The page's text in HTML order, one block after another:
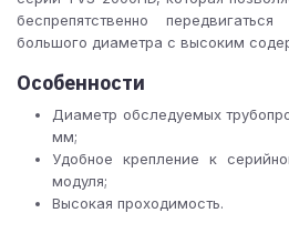
беспрепятственно
большого диаметра с высоким
Особенности
Диаметр обследуемых
мм;
Удобное крепление к
модуля;
Высокая проходимость.